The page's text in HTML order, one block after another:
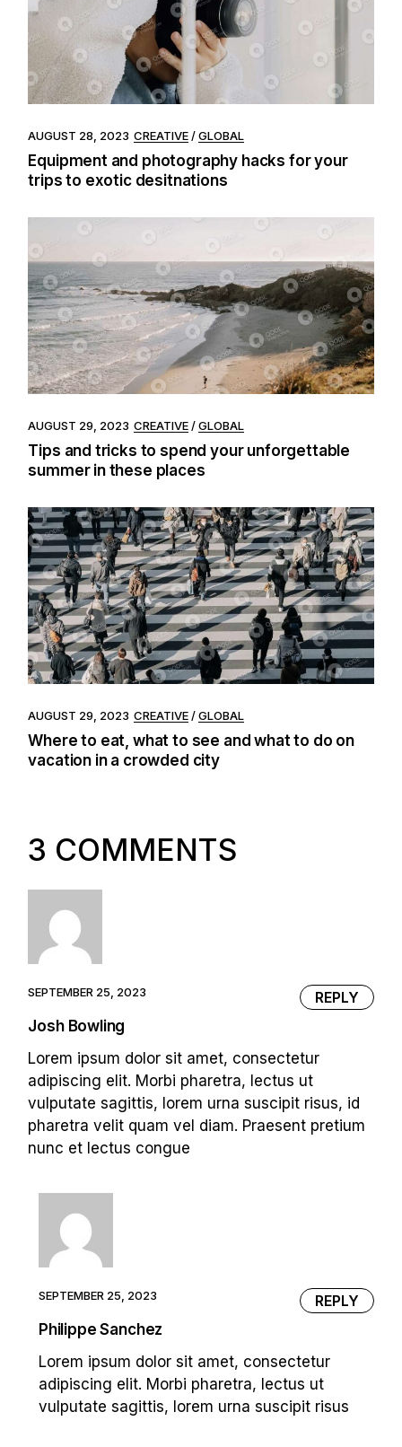
AUGUST 28, 2023 CREATIVE GLOBAL
Equipment and photography hacks for your
trips to exotic desitnations
AUGUST 29, 2023 CREATIVE GLOBAL
Tips and tricks to spend your unforgettable
summer in these places
AUGUST 29, 2023 CREATIVE GLOBAL
Where to eat, what to see and what to do on
vacation in a crowded city
3 COMMENTS
SEPTEMBER 25, 2023
REPLY
Josh Bowling
Lorem ipsum dolor sit amet, consectetur
adipiscing elit. Morbi pharetra, lectus ut
vulputate sagittis, lorem urna suscipit risus, id
pharetra velit quam vel diam. Praesent pretium
nunc et lectus congue
SEPTEMBER 25, 2023
REPLY
Philippe Sanchez
Lorem ipsum dolor sit amet, consectetur
adipiscing elit. Morbi pharetra, lectus ut
vulputate sagittis, lorem urna suscipit risus